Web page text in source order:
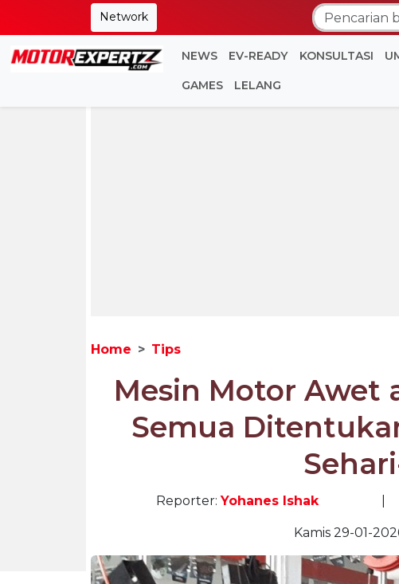
Network
NEWS EV-READY KONSULTASI
GAMES LELANG
Home Tips
Mesin Motor Awet
Semua
Reporter:Yohanes Ishak
Kamis 29-01-